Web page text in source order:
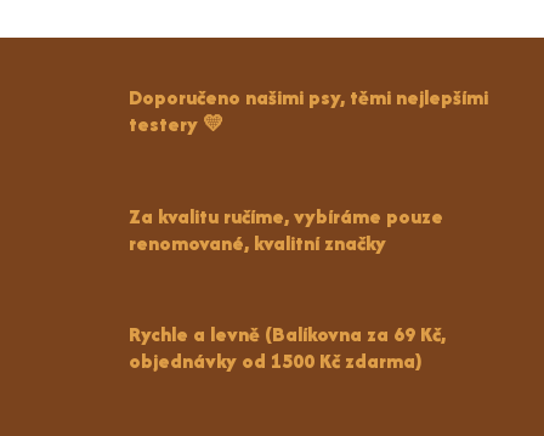
Doporučeno našimi psy, těmi nejlepšími
testery 💛
Za kvalitu ručíme, vybíráme pouze
renomované, kvalitní značky
Rychle a levně (Balíkovna za 69 Kč,
objednávky od 1500 Kč zdarma)